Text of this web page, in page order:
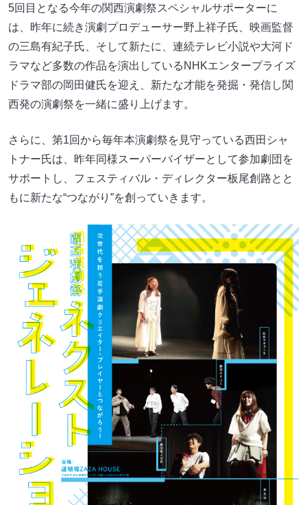
5回目となる今年の関西演劇祭スペシャルサポーターに
は、昨年に続き演劇プロデューサー野上祥子氏、映画監督
の三島有紀子氏、そして新たに、連続テレビ小説や大河ド
ラマなど多数の作品を演出しているNHKエンタープライズ
ドラマ部の岡田健氏を迎え、新たな才能を発掘・発信し関
西発の演劇祭を一緒に盛り上げます。
さらに、第1回から毎年本演劇祭を見守っている西田シャ
トナー氏は、昨年同様スーパーバイザーとして参加劇団を
サポートし、フェスティバル・ディレクター板尾創路とと
もに新たな“つながり”を創っていきます。